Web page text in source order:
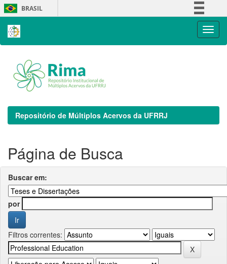
Skip
navigation
BRASIL
Repositório de Múltiplos Acervos da UFRRJ
Página de Busca
Buscar em:
por
Filtros correntes: